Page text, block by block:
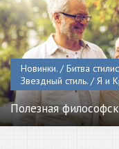
Новинки. / Битва
Звездный стиль. / Я и
Полезная